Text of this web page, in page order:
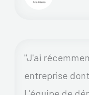
"J'ai
entreprise